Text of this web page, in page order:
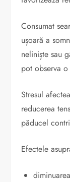
Consumat
ușoară a
neliniște sau
pot observa
Stresul
reducerea
păducel
Efectele